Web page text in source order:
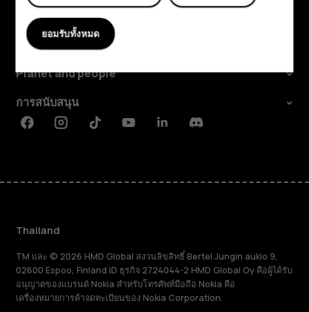
สำรวจ
เกี่ยวกับ
Planet and people
การสนับสนุน
FacebookInstagramTiktokYoutubeLinkedinDiscord
Thailand
TM และ © 2026 HMD Global สงวนลิขสิทธิ์ Bertel Jungin aukio 9,
02600 Espoo, Finland ID ธุรกิจ 2724044-2 HMD Global Oy คือผู้ได้รับ
อนุญาตของแบรนด์ Nokia สำหรับโทรศัพท์มือถือ Nokia คือ
เครื่องหมายการค้าจดทะเบียนของ Nokia Corporation.
ยอมรับทั้งหมด